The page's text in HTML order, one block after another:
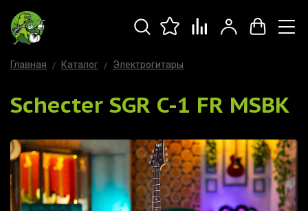
Главная Каталог Электрогитары
Schecter SGR C-1 FR MSBK